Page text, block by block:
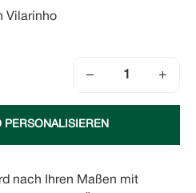
Vilarinho
− +
PERSONALISIEREN
nach Ihren Maßen mit